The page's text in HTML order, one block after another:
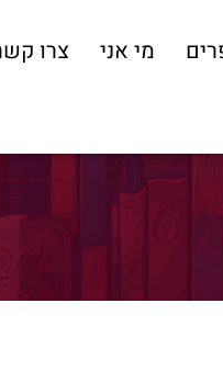
מי אני
צרו